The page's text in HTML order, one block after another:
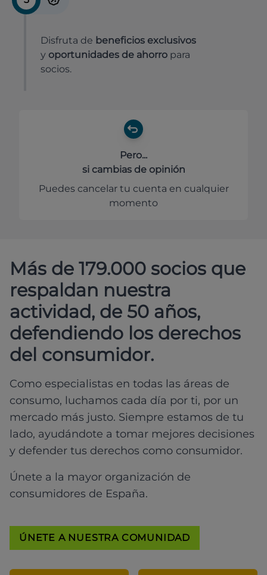
Disfruta de beneficios exclusivos
y oportunidades de ahorro para
socios.
Pero...
si cambias de opinión
Puedes cancelar tu cuenta en cualquier
momento
Más de 179.000 socios que
respaldan nuestra
actividad, de 50 años,
defendiendo los derechos
del consumidor.
Como especialistas en todas las áreas de
consumo, luchamos cada día por ti, por un
mercado más justo. Siempre estamos de tu
lado, ayudándote a tomar mejores decisiones
y defender tus derechos como consumidor.
Únete a la mayor organización de
consumidores de España.
ÚNETE A NUESTRA COMUNIDAD